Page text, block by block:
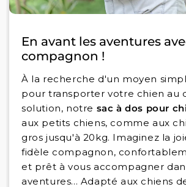
En avant les aventures
compagnon !
À la recherche d'un moyen
pour transporter votre chien au
solution, notre sac à dos pour
aux petits chiens, comme aux
gros jusqu'à 20kg. Imaginez la
fidèle compagnon,
et prêt à vous accompagner
aventures... Adapté aux chiens